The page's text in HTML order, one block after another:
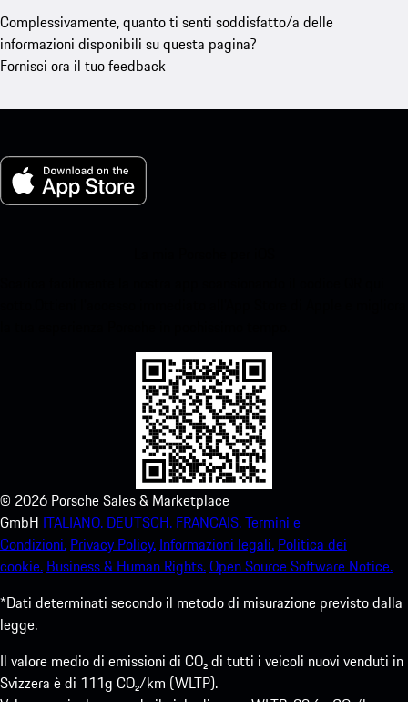
Complessivamente, quanto ti senti soddisfatto/a delle
informazioni disponibili su questa pagina?
Fornisci ora il tuo feedback
© 2026 Porsche Sales & Marketplace
GmbH ITALIANO. DEUTSCH. FRANCAIS.Termini e
Condizioni. Privacy Policy. Informazioni legali. Politica dei
cookie. Business & Human Rights.Open Source Software Notice.
*Dati determinati secondo il metodo di misurazione previsto dalla
legge.
Il valore medio di emissioni di CO₂ di tutti i veicoli nuovi venduti in
Svizzera è di 111g CO₂/km (WLTP).